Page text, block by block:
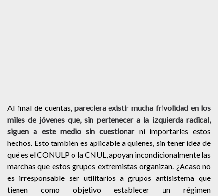
Al final de cuentas, pareciera existir mucha frivolidad en los
miles de jóvenes que, sin pertenecer a la izquierda radical,
siguen a este medio sin cuestionarni importarles estos
hechos. Esto también es aplicable a quienes, sin tener idea de
qué es el CONULP o la CNUL, apoyan incondicionalmente las
marchas que estos grupos extremistas organizan. ¿Acaso no
es irresponsable ser utilitarios a grupos antisistema que
tienen como objetivo establecer un régimen